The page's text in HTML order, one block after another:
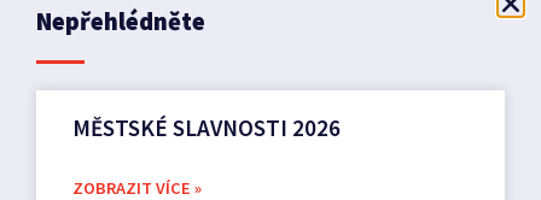
Nepřehlédněte
MĚSTSKÉ SLAVNOSTI 2026
ZOBRAZIT VÍCE »